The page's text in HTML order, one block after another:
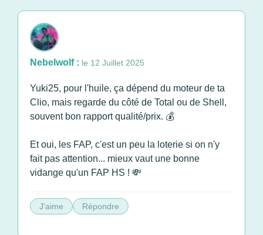
Nebelwolf : le 12 Juillet 2025
Yuki25, pour l'huile, ça dépend du moteur de ta
Clio, mais regarde du côté de Total ou de Shell,
souvent bon rapport qualité/prix. 💰
Et oui, les FAP, c'est un peu la loterie si on n'y
fait pas attention... mieux vaut une bonne
vidange qu'un FAP HS ! 💸
J'aime Répondre